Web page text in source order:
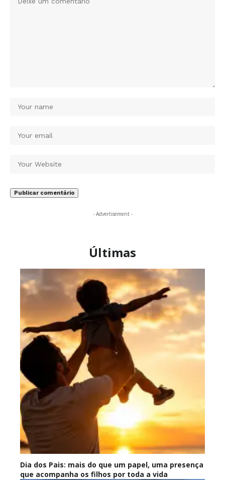
- Advertisement -
Últimas
Dia dos Pais: mais do que um papel, uma presença
que acompanha os filhos por toda a vida